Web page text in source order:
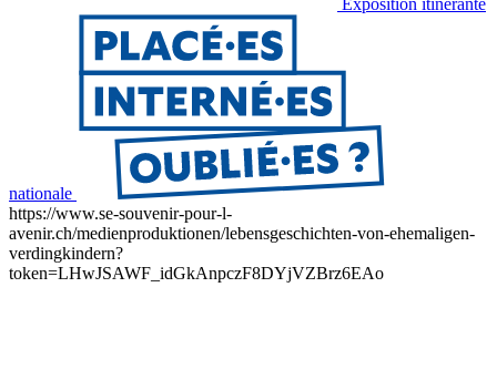
Exposition itinérante
nationale
https://www.se-souvenir-pour-l-
avenir.ch/medienproduktionen/lebensgeschichten-von-ehemaligen-
verdingkindern?
token=LHwJSAWF_idGkAnpczF8DYjVZBrz6EAo